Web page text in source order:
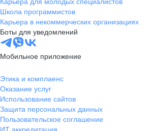
Школа программистов
Карьера в некоммерческих организациях
Боты для уведомлений
Мобильное приложение
Этика и комплаенс
Оказание услуг
Использование сайтов
Защита персональных данных
Пользовательское соглашение